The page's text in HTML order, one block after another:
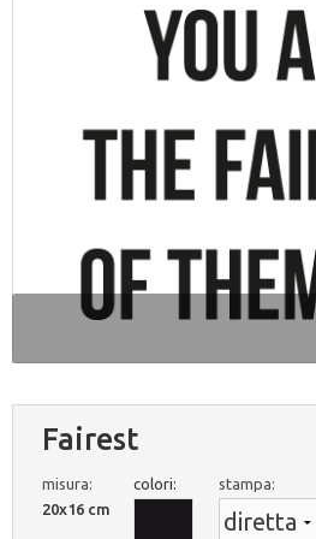
Fairest
misura:
20x16 cm
colori: stampa: